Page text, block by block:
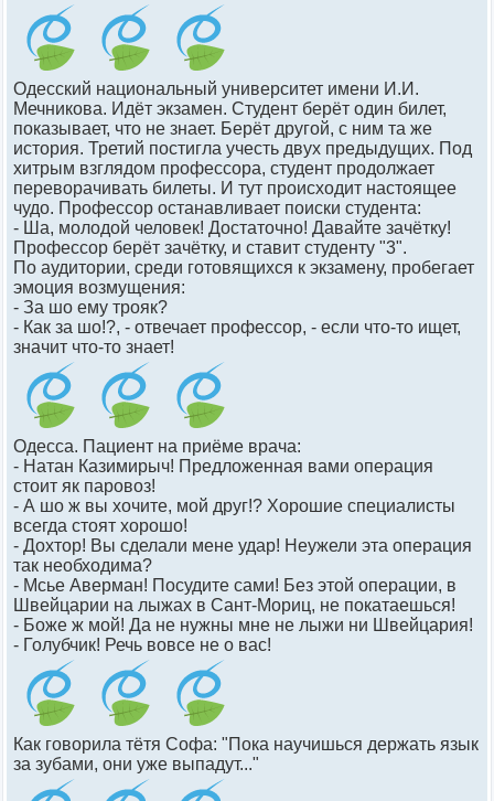
Одесский национальный университет имени И.И.
Мечникова. Идёт экзамен. Студент берёт один билет,
показывает, что не знает. Берёт другой, с ним та же
история. Третий постигла учесть двух предыдущих. Под
хитрым взглядом профессора, студент продолжает
переворачивать билеты. И тут происходит настоящее
чудо. Профессор останавливает поиски студента:
- Ша, молодой человек! Достаточно! Давайте зачётку!
Профессор берёт зачётку, и ставит студенту "3".
По аудитории, среди готовящихся к экзамену, пробегает
эмоция возмущения:
- За шо ему трояк?
- Как за шо!?, - отвечает профессор, - если что-то ищет,
значит что-то знает!
Одесса. Пациент на приёме врача:
- Натан Казимирыч! Предложенная вами операция
стоит як паровоз!
- А шо ж вы хочите, мой друг!? Хорошие специалисты
всегда стоят хорошо!
- Дохтор! Вы сделали мене удар! Неужели эта операция
так необходима?
- Мсье Аверман! Посудите сами! Без этой операции, в
Швейцарии на лыжах в Сант-Мориц, не покатаешься!
- Боже ж мой! Да не нужны мне не лыжи ни Швейцария!
- Голубчик! Речь вовсе не о вас!
Как говорила тётя Софа: "Пока научишься держать язык
за зубами, они уже выпадут..."